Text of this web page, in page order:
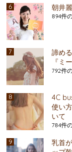
朝井
894件
諦め
『ミ
792件
4C
使い
いて
784件
乳首